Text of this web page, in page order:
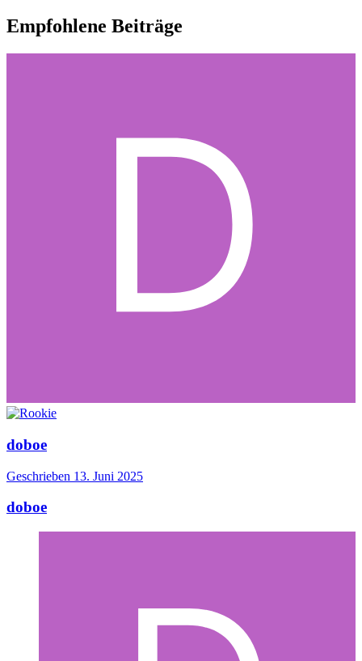
Empfohlene Beiträge
doboe
Geschrieben 13. Juni 2025
doboe